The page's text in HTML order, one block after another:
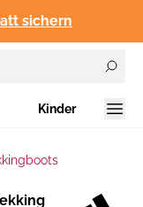
sichern
Kinder